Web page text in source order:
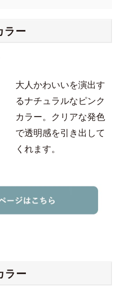
ラー
大人かわいいを演出す
るナチュラルなピンク
カラー。クリアな発色
で透明感を引き出して
くれます。
ラー